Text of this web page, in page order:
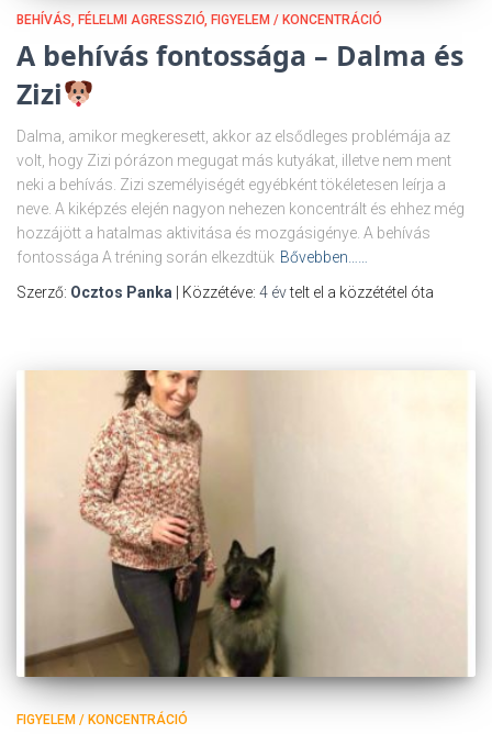
BEHÍVÁS FÉLELMI AGRESSZIÓ FIGYELEM / KONCENTRÁCIÓ
A behívás fontossága – Dalma és
Zizi
Dalma, amikor megkeresett, akkor az elsődleges problémája az
volt, hogy Zizi pórázon megugat más kutyákat, illetve nem ment
neki a behívás. Zizi személyiségét egyébként tökéletesen leírja a
neve. A kiképzés elején nagyon nehezen koncentrált és ehhez még
hozzájött a hatalmas aktivitása és mozgásigénye. A behívás
fontossága A tréning során elkezdtük Bővebben……
Szerző: Ocztos Panka | Közzétéve: 4 évtelt el a közzététel óta
FIGYELEM / KONCENTRÁCIÓ